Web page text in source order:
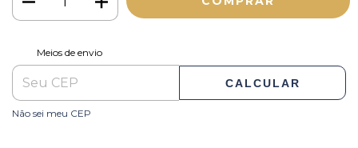
Entregas para o CEP:
Meios de envio
CALCULAR
Não sei meu CEP